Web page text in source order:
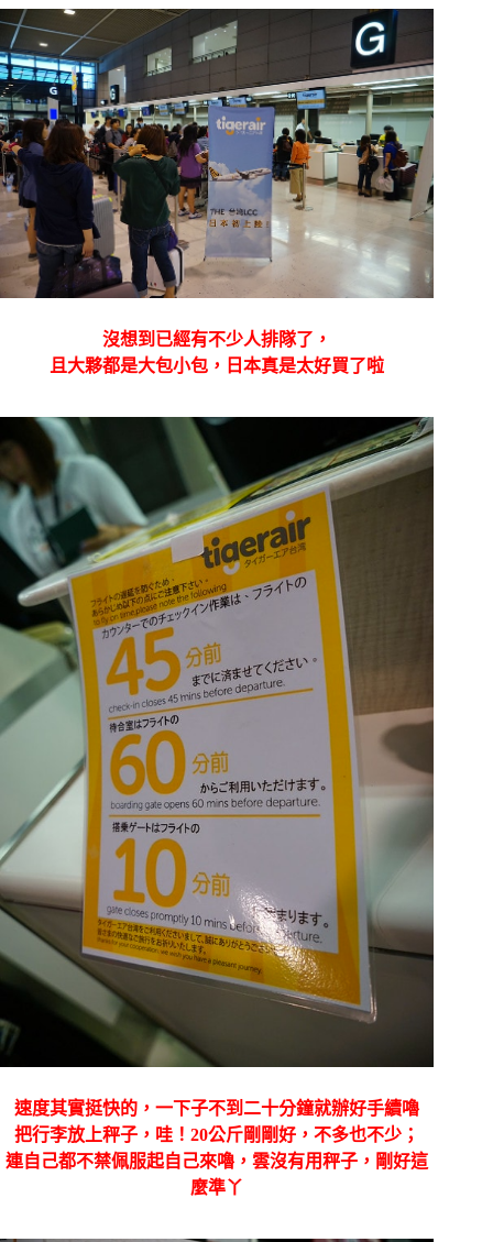
沒想到已經有不少人排隊了，
且大夥都是大包小包，日本真是太好買了啦
速度其實挺快的，一下子不到二十分鐘就辦好手續嚕
把行李放上秤子，哇！20公斤剛剛好，不多也不少；
連自己都不禁佩服起自己來嚕，雲沒有用秤子，剛好這
麼準丫